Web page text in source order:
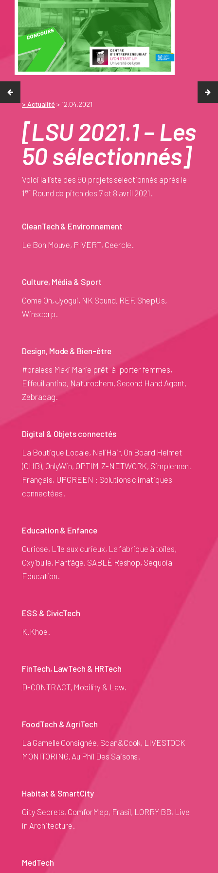
> Actualité > 12.04.2021
[LSU 2021.1 – Les
50 sélectionnés]
Voici la liste des 50 projets sélectionnés après le
1erRound de pitch des 7 et 8 avril 2021.
CleanTech & Environnement
Le Bon Mouve, PIVERT, Ceercle.
Culture, Média & Sport
Come On, Jyogui, NK Sound, REF, ShepUs,
Winscorp.
Design, Mode & Bien-être
#braless Maki Marie prêt-à-porter femmes,
Effeuillantine, Naturochem, Second Hand Agent,
Zebrabag.
Digital & Objets connectés
La Boutique Locale, NaliHair, On Board Helmet
(OHB), OnlyWin, OPTIMIZ-NETWORK, Simplement
Français, UPGREEN : Solutions climatiques
connectées.
Education & Enfance
Curiose, L'île aux curieux, La fabrique à toiles,
Oxy'bulle, Part’âge, SABLÉ Reshop, Sequoia
Education.
ESS & CivicTech
K.Khoe.
FinTech, LawTech & HRTech
D-CONTRACT, Mobility & Law.
FoodTech & AgriTech
La Gamelle Consignée, Scan&Cook, LIVESTOCK
MONITORING, Au Phil Des Saisons.
Habitat & SmartCity
City Secrets, ComforMap, Frasil, LORRY BB, Live
in Architecture.
MedTech